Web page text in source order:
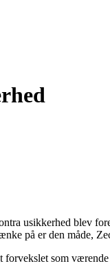
usikkerhed blev
på er den måde,
som